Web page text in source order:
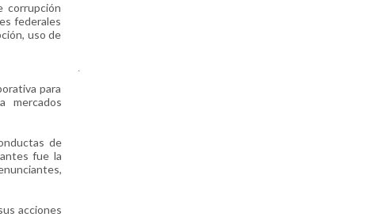
corrupción
federales
uso de
para
mercados
de
fue la
acciones
.